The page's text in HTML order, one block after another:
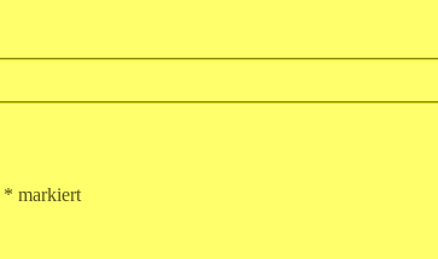
* markiert